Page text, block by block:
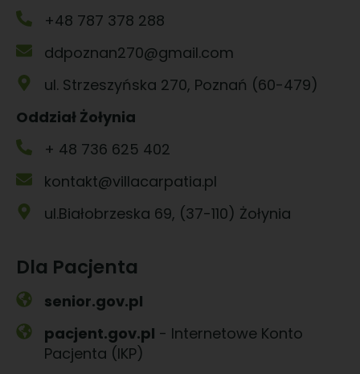
+48 787 378 288
ddpoznan270@gmail.com
ul. Strzeszyńska 270, Poznań (60-479)
Oddział Żołynia
+ 48 736 625 402
kontakt@villacarpatia.pl
ul.Białobrzeska 69, (37-110) Żołynia
Dla Pacjenta
senior.gov.pl
pacjent.gov.pl - Internetowe Konto
Pacjenta (IKP)